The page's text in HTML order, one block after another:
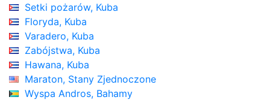
Setki pożarów, Kuba
Floryda, Kuba
Varadero, Kuba
Zabójstwa, Kuba
Hawana, Kuba
Maraton, Stany Zjednoczone
Wyspa Andros, Bahamy